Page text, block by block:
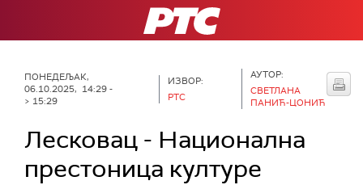
РТС
ПОНЕДЕЉАК,
06.10.2025, 14:29 -
> 15:29
ИЗВОР:
РТС
АУТОР:
СВЕТЛАНА
ПАНИЋ-ЦОНИЋ
Лесковац - Национална
престоница културе